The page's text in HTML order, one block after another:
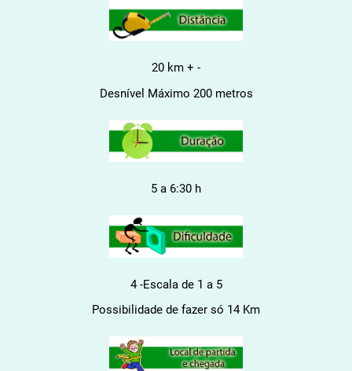
20 km + -
Desnível Máximo 200 metros
5 a 6:30 h
4 -Escala de 1 a 5
Possibilidade de fazer só 14 Km